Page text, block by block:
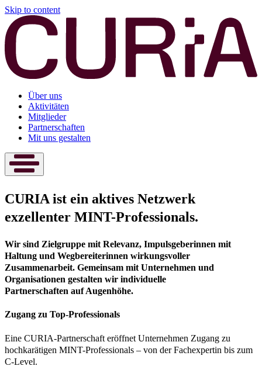
Skip to content
Über uns
Aktivitäten
Mitglieder
Partnerschaften
Mit uns gestalten
CURIA ist ein aktives Netzwerk
exzellenter MINT-Professionals.
Wir sind Zielgruppe mit Relevanz, Impulsgeberinnen mit
Haltung und Wegbereiterinnen wirkungsvoller
Zusammenarbeit. Gemeinsam mit Unternehmen und
Organisationen gestalten wir individuelle
Partnerschaften auf Augenhöhe.
Zugang zu Top-Professionals
Eine CURIA-Partnerschaft eröffnet Unternehmen Zugang zu
hochkarätigen MINT-Professionals – von der Fachexpertin bis zum
C-Level.